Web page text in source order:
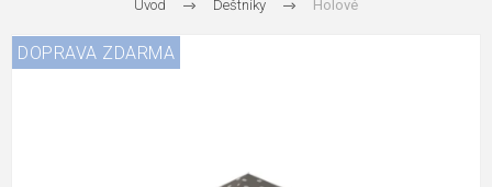
Úvod Deštníky Holové
DOPRAVA ZDARMA